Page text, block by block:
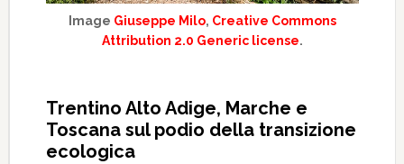
Image Giuseppe Milo, Creative Commons
Attribution 2.0 Generic license.
Trentino Alto Adige, Marche e
Toscana sul podio della transizione
ecologica